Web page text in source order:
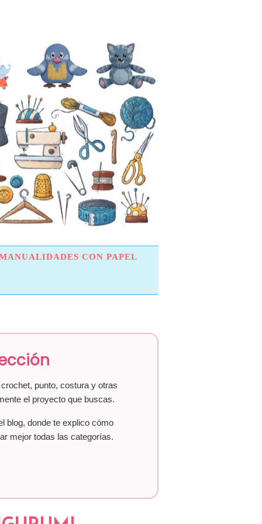
CON PAPEL
punto, costura y otras
el proyecto que buscas.
blog, donde te explico cómo
mejor todas las categorías.